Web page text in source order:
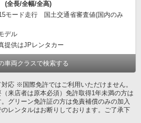
(全長/全幅/全高)
モード走行 国土交通省審査値(国内のみ
デル
提供はJPレンタカー
車両クラスで検索する
応 ※国際免許ではご利用いただけません。
来店者は原本必須）免許取得1年未満の方は
グリーン免許証の方は免責補償のみの加入
レンタルはお断りしております。ご了承下